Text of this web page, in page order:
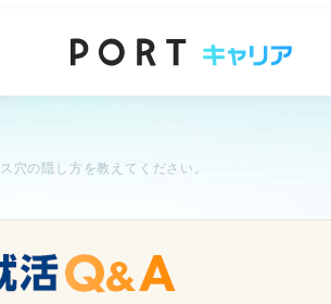
穴の隠し方を教えてください。